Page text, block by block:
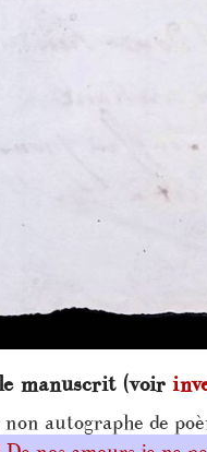
manuscrit (voir
autographe de